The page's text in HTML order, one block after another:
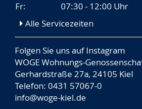
Fr:
07:30 - 12:00 Uhr
Alle Servicezeiten
Folgen Sie uns aufInstagram
WOGE Wohnungs-
Gerhardstraße 27a, 24105 Kiel
Telefon: 0431 57067-0
info@woge-kiel.de